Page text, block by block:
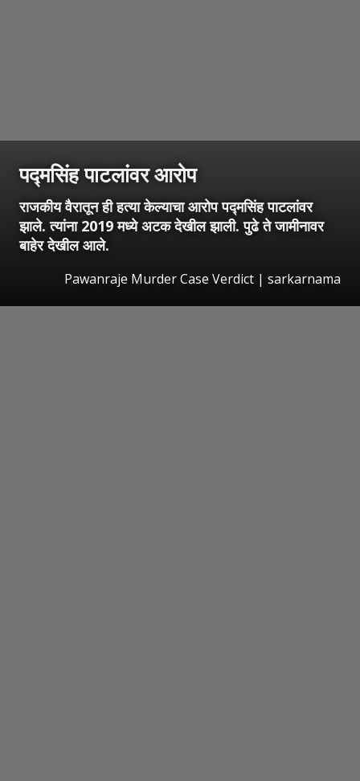
पद्मसिंह पाटलांवर आरोप
राजकीय वैरातून ही हत्या केल्याचा आरोप पद्मसिंह पाटलांवर
झाले. त्यांना 2019 मध्ये अटक देखील झाली. पुढे ते जामीनावर
बाहेर देखील आले.
Pawanraje Murder Case Verdict | sarkarnama